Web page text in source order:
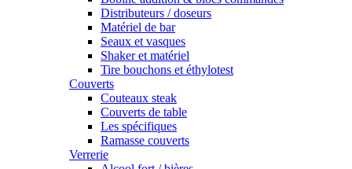
Distributeurs / doseurs
Matériel de bar
Seaux et vasques
Shaker et matériel
Tire bouchons et éthylotest
Couverts
Couteaux steak
Couverts de table
Les spécifiques
Ramasse couverts
Verrerie